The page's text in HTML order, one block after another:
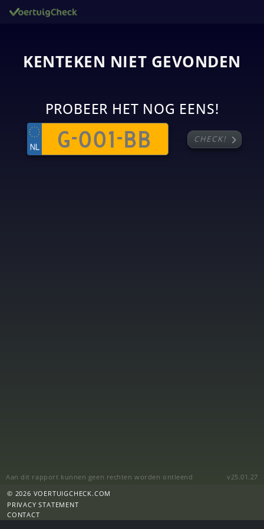
KENTEKEN NIET GEVONDEN
PROBEER HET NOG EENS!
CHECK! chevron_right
Aan dit rapport kunnen geen rechten worden ontleend
v25.01.27
© 2026 VOERTUIGCHECK.COM
PRIVACY STATEMENT
CONTACT